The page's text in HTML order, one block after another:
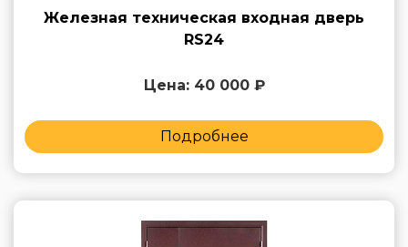
Железная техническая входная дверь
RS24
Цена: 40 000 ₽
Подробнее